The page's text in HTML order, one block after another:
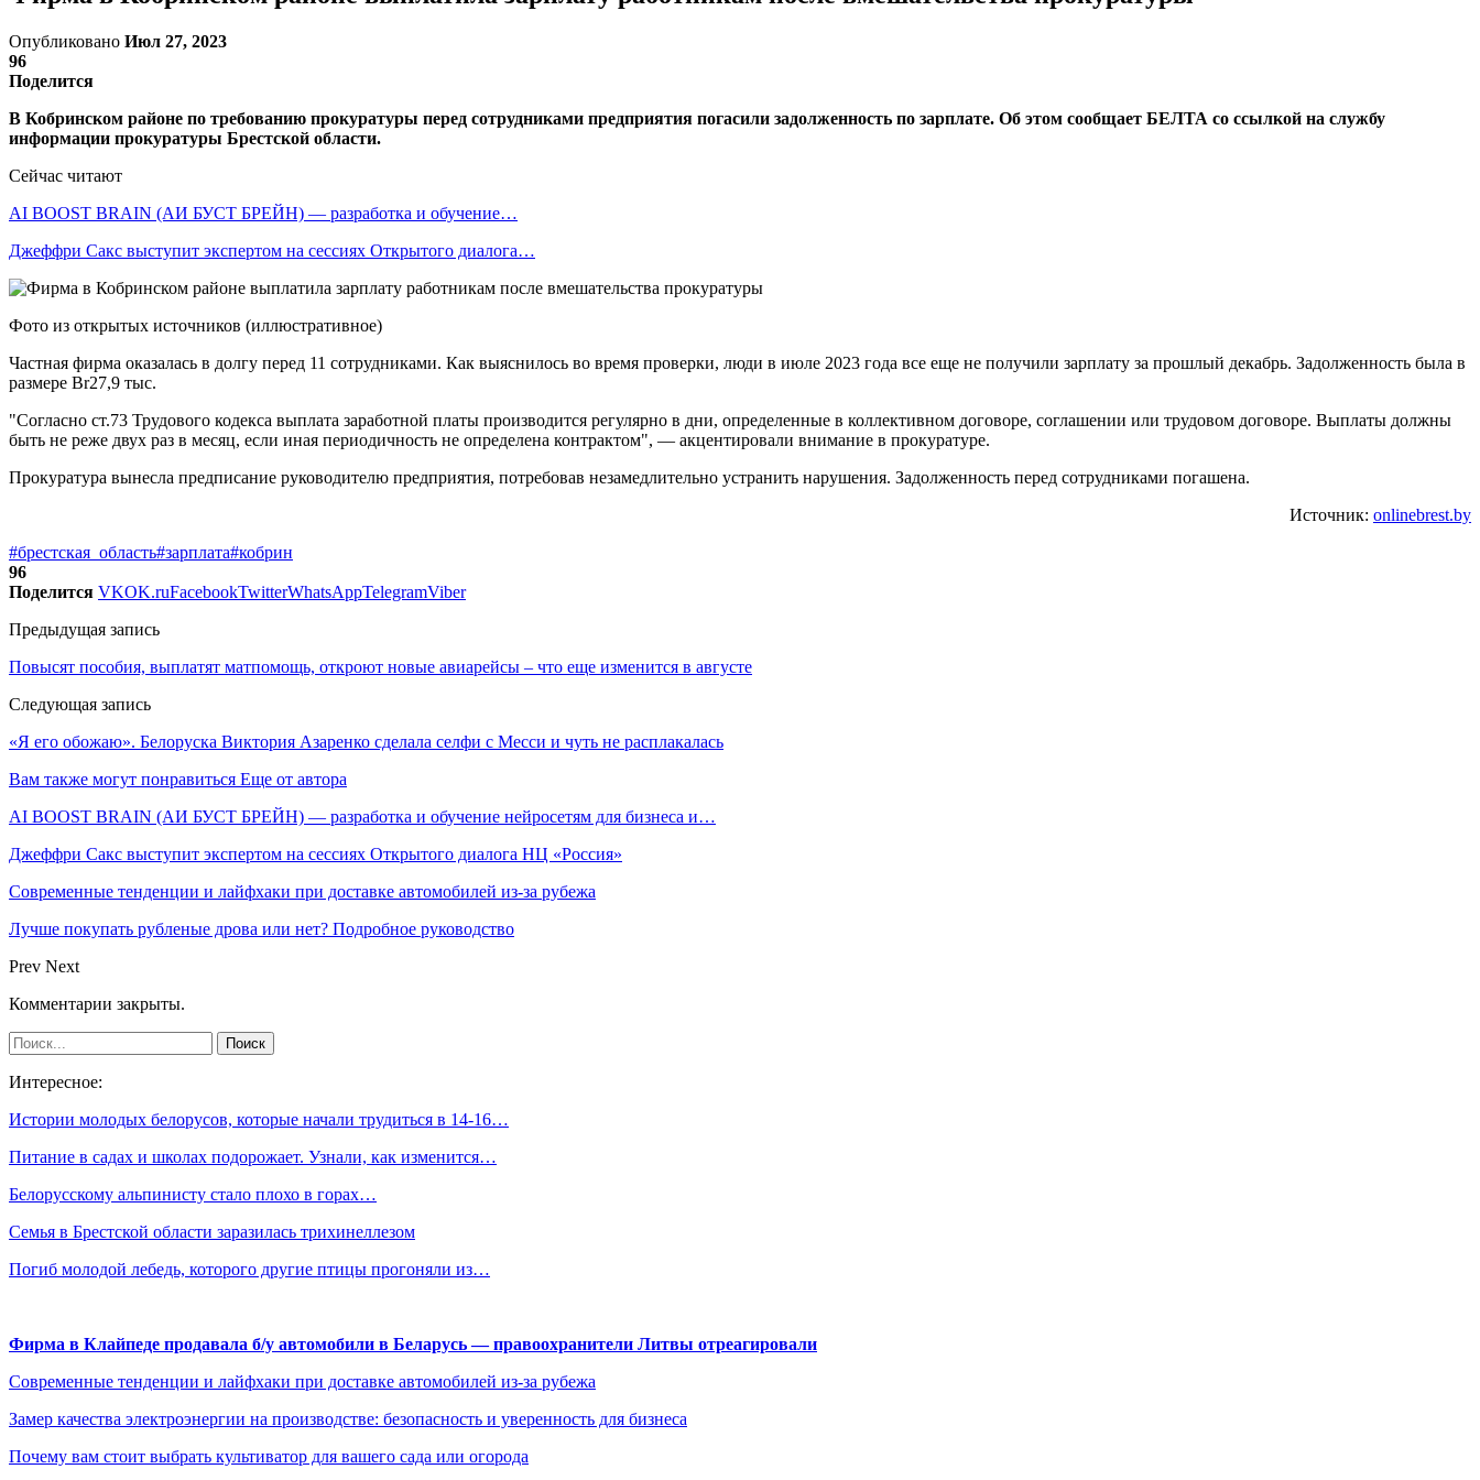
Опубликовано Июл 27, 2023
96
Поделится
В Кобринском районе по требованию прокуратуры перед сотрудниками предприятия погасили задолженность по зарплате. Об этом сообщает БЕЛТА со ссылкой на службу
информации прокуратуры Брестской области.
Сейчас читают
AI BOOST BRAIN (АИ БУСТ БРЕЙН) — разработка и обучение…
Джеффри Сакс выступит экспертом на сессиях Открытого диалога…
Фото из открытых источников (иллюстративное)
Частная фирма оказалась в долгу перед 11 сотрудниками. Как выяснилось во время проверки, люди в июле 2023 года все еще не получили зарплату за прошлый декабрь. Задолженность была в
размере Br27,9 тыс.
"Согласно ст.73 Трудового кодекса выплата заработной платы производится регулярно в дни, определенные в коллективном договоре, соглашении или трудовом договоре. Выплаты должны
быть не реже двух раз в месяц, если иная периодичность не определена контрактом", — акцентировали внимание в прокуратуре.
Прокуратура вынесла предписание руководителю предприятия, потребовав незамедлительно устранить нарушения. Задолженность перед сотрудниками погашена.
Источник: onlinebrest.by
#брестская_область#зарплата#кобрин
96
Поделится VKOK.ruFacebookTwitterWhatsAppTelegramViber
Предыдущая запись
Повысят пособия, выплатят матпомощь, откроют новые авиарейсы – что еще изменится в августе
Следующая запись
«Я его обожаю». Белоруска Виктория Азаренко сделала селфи с Месси и чуть не расплакалась
Вам также могут понравиться Еще от автора
AI BOOST BRAIN (АИ БУСТ БРЕЙН) — разработка и обучение нейросетям для бизнеса и…
Джеффри Сакс выступит экспертом на сессиях Открытого диалога НЦ «Россия»
Современные тенденции и лайфхаки при доставке автомобилей из-за рубежа
Лучше покупать рубленые дрова или нет? Подробное руководство
Prev Next
Комментарии закрыты.
Интересное:
Истории молодых белорусов, которые начали трудиться в 14-16…
Питание в садах и школах подорожает. Узнали, как изменится…
Белорусскому альпинисту стало плохо в горах…
Семья в Брестской области заразилась трихинеллезом
Погиб молодой лебедь, которого другие птицы прогоняли из…
Фирма в Клайпеде продавала б/у автомобили в Беларусь — правоохранители Литвы отреагировали
Современные тенденции и лайфхаки при доставке автомобилей из-за рубежа
Замер качества электроэнергии на производстве: безопасность и уверенность для бизнеса
Почему вам стоит выбрать культиватор для вашего сада или огорода